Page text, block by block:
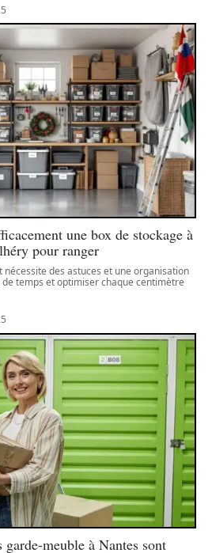
une box de stockage à
pour ranger
nécessite des astuces et une organisation
temps et optimiser chaque centimètre
meuble à Nantes sont